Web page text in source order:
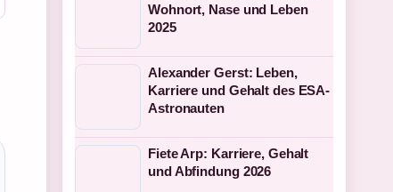
Wohnort, Nase und Leben
2025
Alexander Gerst: Leben,
Karriere und Gehalt des ESA-
Astronauten
Fiete Arp: Karriere, Gehalt
und Abfindung 2026